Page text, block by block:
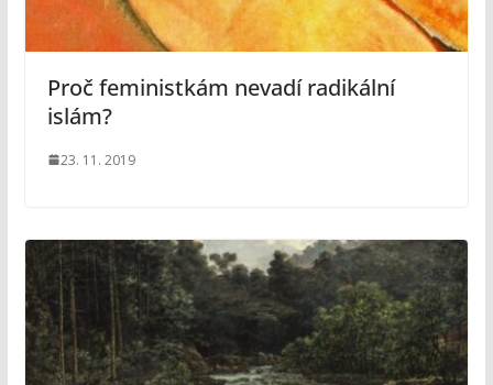
Proč feministkám nevadí radikální
islám?
23. 11. 2019